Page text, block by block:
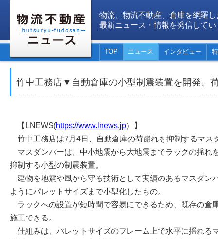
物流、物流不動産、倉庫を網羅し
最新ニュース・情報を発信してい
TOP ニュース インタビュー
竹中工務店▼自動倉庫の小型制震装置を開発、
【LNEWS(https://www.lnews.jp）】
竹中工務店は7月4日、自動倉庫の荷崩れを抑制するマス
マスダンパーは、中小地震から大地震までラックの揺れ
抑制する小型の制震装置。
建物を地震や風から守る技術として実績のあるマスダン
ようにパレットサイズまで小型化したもの。
ラックへの設置が短時間で容易にできるため、既存の倉
施工できる。
仕組みは、パレットサイズのフレーム上で水平に揺れる